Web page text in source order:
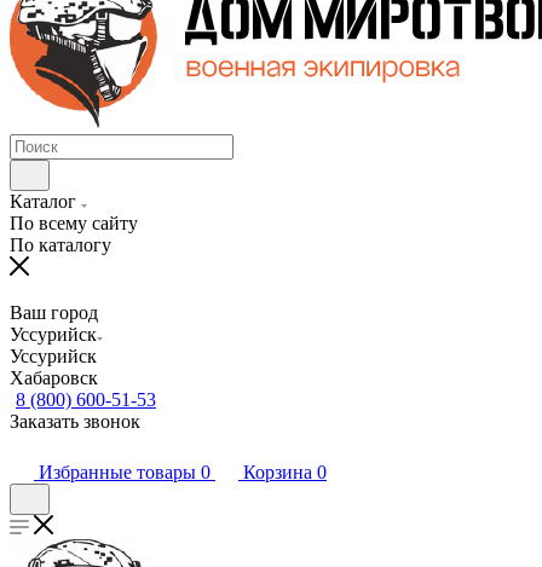
Каталог
По всему сайту
По каталогу
Ваш город
Уссурийск
Уссурийск
Хабаровск
8 (800) 600-51-53
Заказать звонок
Избранные товары 0 Корзина 0